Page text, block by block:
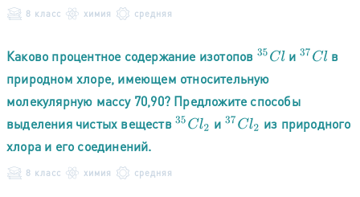
8 класс химия средняя
Каково процентное содержание изотопов 35Cl и 37Cl в
природном хлоре, имеющем относительную
молекулярную массу 70,90? Предложите способы
выделения чистых веществ35Cl2 и 37Cl2 из природного
хлора и его соединений.
8 класс химия средняя